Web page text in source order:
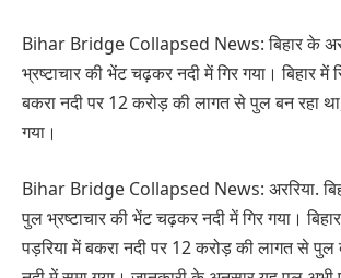
Bihar Bridge Collapsed News: बिहार के
भ्रष्टाचार की भेंट चढ़कर नदी में गिर गया। बिहार में
बकरा नदी पर 12 करोड़ की लागत से पुल बन रहा
गया।
Bihar Bridge Collapsed News: अररिया.
पुल भ्रष्टाचार की भेंट चढ़कर नदी में गिर गया।
पड़रिया में बकरा नदी पर 12 करोड़ की लागत से